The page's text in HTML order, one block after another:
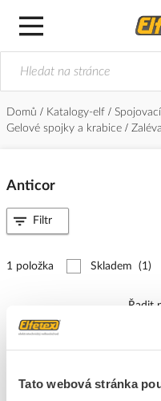
Tato webová stránka
Domů Katalogy-elf
Gelové spojky a krabice
Anticor
1 položka Skladem (1)
Řadit
Kód ELFETEX
Filtr